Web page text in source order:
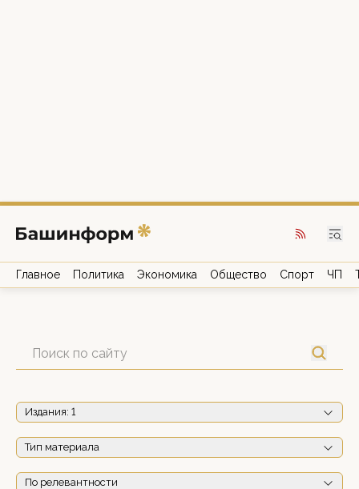
Главное Политика Экономика Общество Спорт ЧП
Издания: 1
Тип материала
По релевантности